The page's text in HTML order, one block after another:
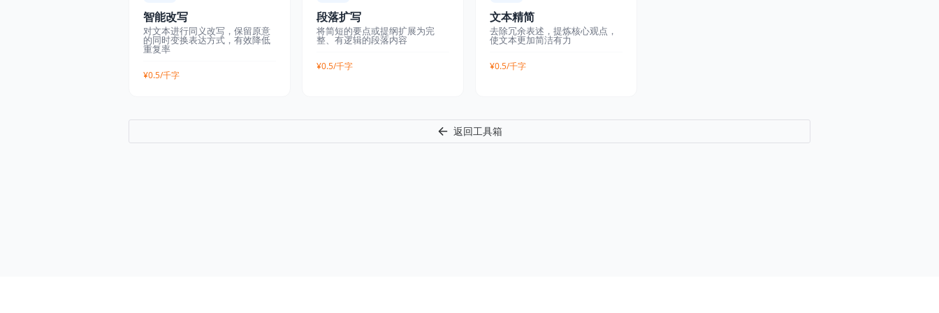
智能改写
对文本进行同义改写，保留原意
的同时变换表达方式，有效降低
重复率
¥0.5/千字
段落扩写
将简短的要点或提纲扩展为完
整、有逻辑的段落内容
¥0.5/千字
文本精简
去除冗余表述，提炼核心观点，
使文本更加简洁有力
¥0.5/千字
返回工具箱